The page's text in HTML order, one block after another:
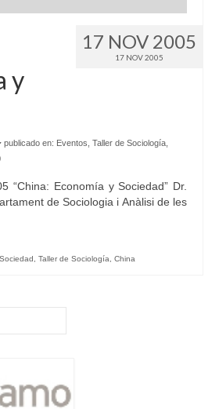
17 NOV 2005
17 NOV 2005
y
publicado en: Eventos Taller de Sociología
“China: Economía y Sociedad” Dr.
de Sociologia i Anàlisi de les
Sociedad Taller de Sociología China